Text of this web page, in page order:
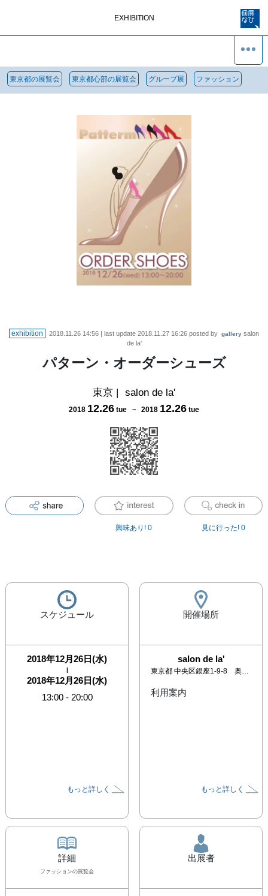
EXHIBITION
東京都の展覧会 東京都心部の展覧会 グループ展 ファッション
exhibition 2018.11.26 14:56 | last update 2018.11.27 16:26 posted by gallery salon
de la'
パターン・オーダーシューズ
東京 | salon de la'
2018 12.26 tue － 2018 12.26 tue
興味あり! 0 見に行った! 0
スケジュール
2018年12月26日(水)
|
2018年12月26日(水)
13:00- 20:00
もっと詳しく
開催場所
salon de la'
東京都 中央区銀座1-9-8 奥野ビル607
利用案内
もっと詳しく
詳細
ファッションの展覧会
出展者